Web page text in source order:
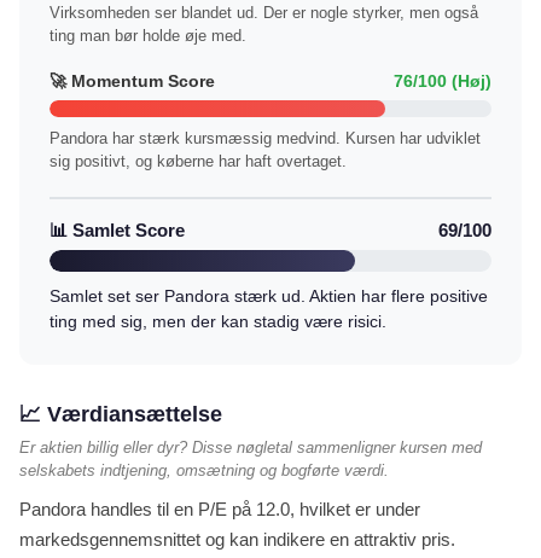
Virksomheden ser blandet ud. Der er nogle styrker, men også
ting man bør holde øje med.
🚀 Momentum Score 76/100 (Høj)
Pandora har stærk kursmæssig medvind. Kursen har udviklet
sig positivt, og køberne har haft overtaget.
📊 Samlet Score 69/100
Samlet set ser Pandora stærk ud. Aktien har flere positive
ting med sig, men der kan stadig være risici.
📈 Værdiansættelse
Er aktien billig eller dyr? Disse nøgletal sammenligner kursen med
selskabets indtjening, omsætning og bogførte værdi.
Pandora handles til en P/E på 12.0, hvilket er under
markedsgennemsnittet og kan indikere en attraktiv pris.